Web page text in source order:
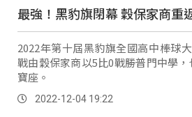
最強！黑豹旗閉幕 穀保家商重
2022年第十屆黑豹旗全國高中棒球
戰由穀保家商以5比0戰勝普門中學
寶座。
2022-12-04 19:22